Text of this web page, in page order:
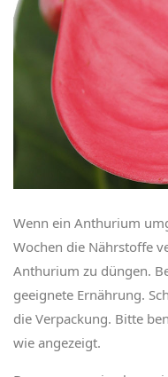
Wenn ein Anthurium
Wochen die Nährstoffe
Anthurium zu düngen.
geeignete Ernährung.
die Verpackung. Bitte
wie angezeigt.